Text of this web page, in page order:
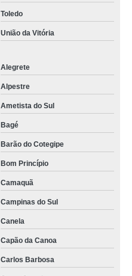
Toledo
União da Vitória
Alegrete
Alpestre
Ametista do Sul
Bagé
Barão do Cotegipe
Bom Princípio
Camaquã
Campinas do Sul
Canela
Capão da Canoa
Carlos Barbosa